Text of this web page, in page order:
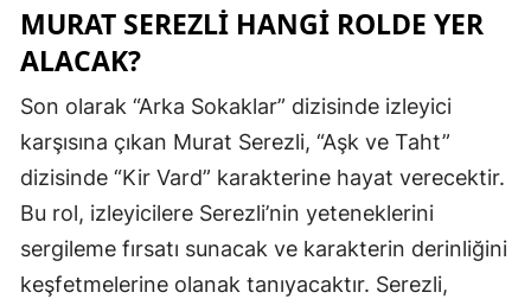
Isparta
İstanbul
Kastamonu
MURAT SEREZLI HANGI ROLDE YER
ALACAK?
Son olarak “Arka Sokaklar” dizisinde izleyici
karşısına çıkan Murat Serezli, “Aşk ve Taht”
dizisinde “Kir Vard” karakterine hayat verecektir.
Bu rol, izleyicilere Serezli’nin yeteneklerini
sergileme fırsatı sunacak ve karakterin derinliğini
keşfetmelerine olanak tanıyacaktır. Serezli,